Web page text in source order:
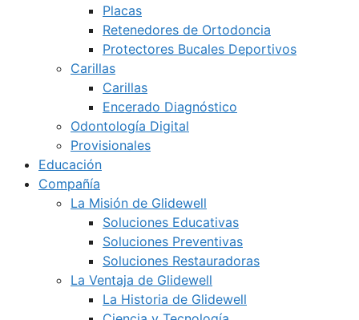
Placas
Retenedores de Ortodoncia
Protectores Bucales Deportivos
Carillas
Carillas
Encerado Diagnóstico
Odontología Digital
Provisionales
Educación
Compañía
La Misión de Glidewell
Soluciones Educativas
Soluciones Preventivas
Soluciones Restauradoras
La Ventaja de Glidewell
La Historia de Glidewell